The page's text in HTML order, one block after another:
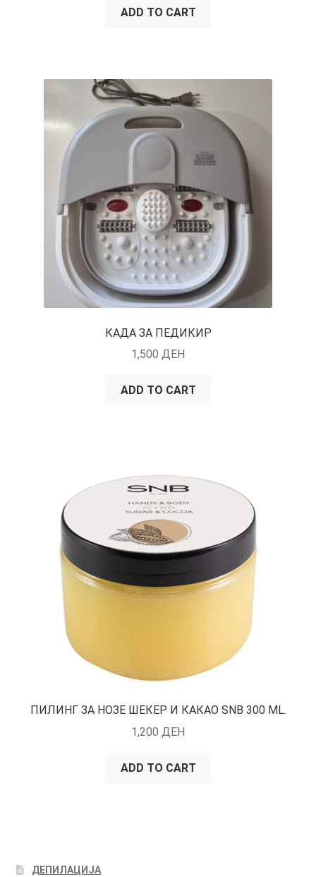
ADD TO CART
КАДА ЗА ПЕДИКИР
1,500 ДЕН
ADD TO CART
ПИЛИНГ ЗА НОЗЕ ШЕКЕР И КАКАО SNB 300 ML.
1,200 ДЕН
ADD TO CART
ДЕПИЛАЦИЈА